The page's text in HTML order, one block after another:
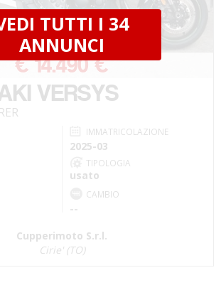
VERSYS
€ 14.490 €
IMMATRICOLAZIONE
2025-03
TIPOLOGIA
usato
CAMBIO
--
Cupperimoto S.r.l.
Cirie' (TO)
TUTTI I 34
ANNUNCI